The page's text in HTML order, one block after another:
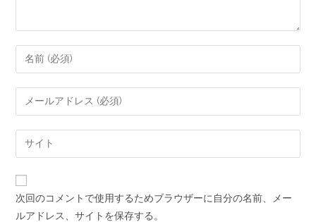
次回のコメントで使用するためブラウザーに自分の名前、メー
ルアドレス、サイトを保存する。